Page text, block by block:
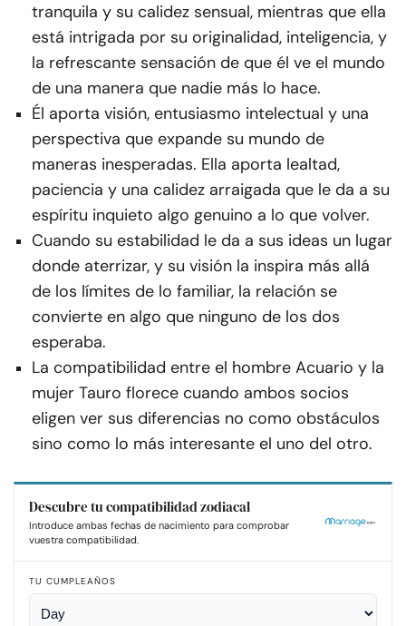
tranquila y su calidez sensual, mientras que ella
está intrigada por su originalidad, inteligencia, y
la refrescante sensación de que él ve el mundo
de una manera que nadie más lo hace.
Él aporta visión, entusiasmo intelectual y una
perspectiva que expande su mundo de
maneras inesperadas. Ella aporta lealtad,
paciencia y una calidez arraigada que le da a su
espíritu inquieto algo genuino a lo que volver.
Cuando su estabilidad le da a sus ideas un lugar
donde aterrizar, y su visión la inspira más allá
de los límites de lo familiar, la relación se
convierte en algo que ninguno de los dos
esperaba.
La compatibilidad entre el hombre Acuario y la
mujer Tauro florece cuando ambos socios
eligen ver sus diferencias no como obstáculos
sino como lo más interesante el uno del otro.
Descubre tu compatibilidad zodiacal
Introduce ambas fechas de nacimiento para comprobar
vuestra compatibilidad.
TU CUMPLEAÑOS